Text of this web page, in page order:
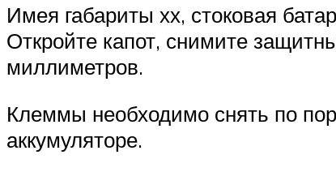
Имея габариты хх, стоковая
Откройте капот, снимите
миллиметров.
Клеммы необходимо снять по
аккумуляторе.